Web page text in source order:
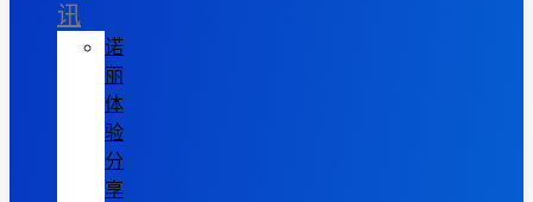
讯
诺
丽
体
验
分
享